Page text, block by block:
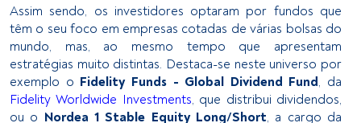
Assim sendo, os investidores optaram por fundos que
têm o seu foco em empresas cotadas de várias bolsas do
mundo, mas, ao mesmo tempo que apresentam
estratégias muito distintas. Destaca-se neste universo por
exemplo o Fidelity Funds - Global Dividend Fund, da
Fidelity Worldwide Investments, que distribui dividendos,
ou o Nordea 1 Stable Equity Long/Short, a cargo da